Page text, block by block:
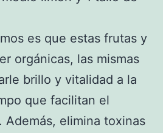
es que estas frutas y
orgánicas, las mismas
brillo y vitalidad a la
que facilitan el
elimina toxinas